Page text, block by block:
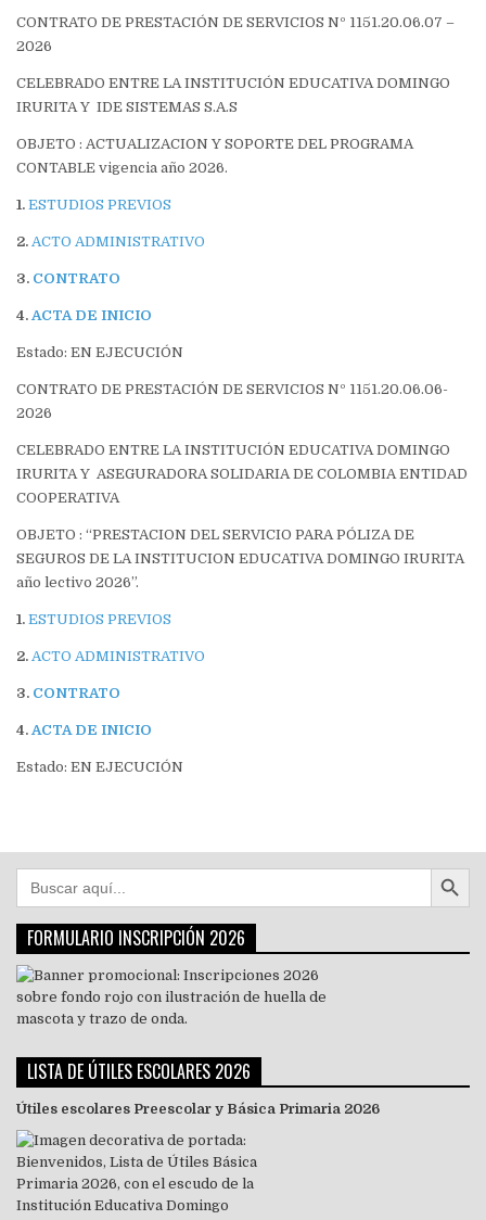
CONTRATO DE PRESTACIÓN DE SERVICIOS Nº 1151.20.06.07 –
2026
CELEBRADO ENTRE LA INSTITUCIÓN EDUCATIVA DOMINGO
IRURITA Y IDE SISTEMAS S.A.S
OBJETO : ACTUALIZACION Y SOPORTE DEL PROGRAMA
CONTABLE vigencia año 2026.
1. ESTUDIOS PREVIOS
2. ACTO ADMINISTRATIVO
3. CONTRATO
4.ACTA DE INICIO
Estado: EN EJECUCIÓN
CONTRATO DE PRESTACIÓN DE SERVICIOS Nº 1151.20.06.06-
2026
CELEBRADO ENTRE LA INSTITUCIÓN EDUCATIVA DOMINGO
IRURITA Y ASEGURADORA SOLIDARIA DE COLOMBIA ENTIDAD
COOPERATIVA
OBJETO : “PRESTACION DEL SERVICIO PARA PÓLIZA DE
SEGUROS DE LA INSTITUCION EDUCATIVA DOMINGO IRURITA
año lectivo 2026”.
1. ESTUDIOS PREVIOS
2. ACTO ADMINISTRATIVO
3. CONTRATO
4.ACTA DE INICIO
Estado: EN EJECUCIÓN
Buscar: Botón de
FORMULARIO INSCRIPCIÓN 2026
LISTA DE ÚTILES ESCOLARES 2026
Útiles escolares Preescolar y Básica Primaria 2026